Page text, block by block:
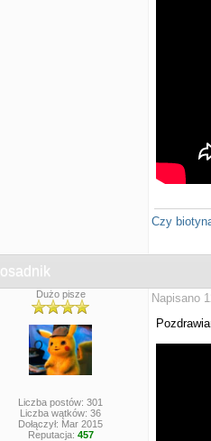
Czy
osadnik
Dużo pisze
Liczba postów: 301
Liczba wątków: 36
Dołączył: Mar 2015
Reputacja: 457
Napisano